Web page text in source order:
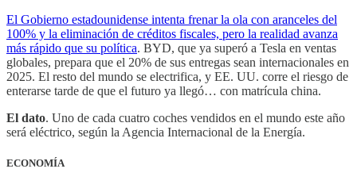
El Gobierno estadounidense intenta frenar la ola con aranceles del
100% y la eliminación de créditos fiscales, pero la realidad avanza
más rápido que su política. BYD, que ya superó a Tesla en ventas
globales, prepara que el 20% de sus entregas sean internacionales en
2025. El resto del mundo se electrifica, y EE. UU. corre el riesgo de
enterarse tarde de que el futuro ya llegó… con matrícula china.
El dato. Uno de cada cuatro coches vendidos en el mundo este año
será eléctrico, según la Agencia Internacional de la Energía.
ECONOMÍA